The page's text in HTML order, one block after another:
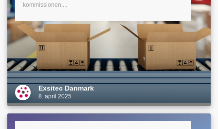
kommissionen,...
Exsitec Danmark
8. april 2025